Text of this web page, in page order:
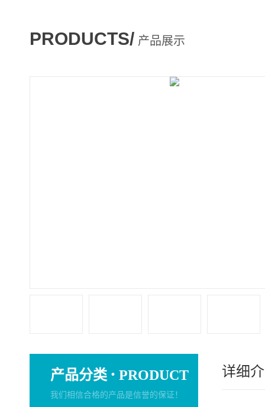
PRODUCTS/ 产品展示
产品分类 · PRODUCT
我们相信合格的产品是信誉的保证！
详细